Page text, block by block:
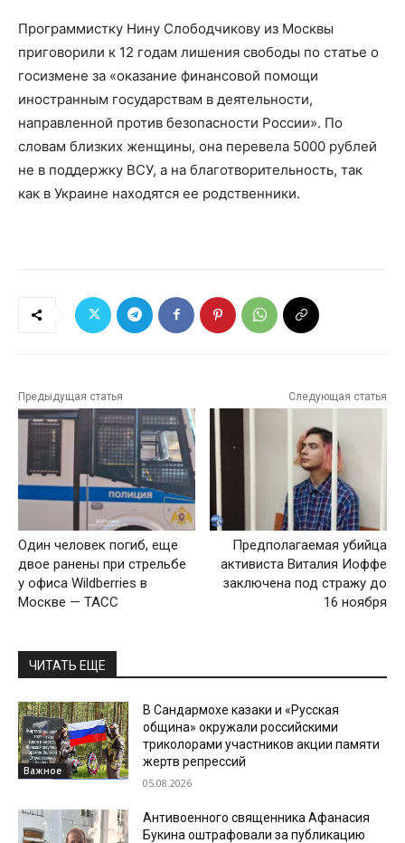
Программистку Нину Слободчикову из Москвы
приговорили к 12 годам лишения свободы по статье о
госизмене за «оказание финансовой помощи
иностранным государствам в деятельности,
направленной против безопасности России». По
словам близких женщины, она перевела 5000 рублей
не в поддержку ВСУ, а на благотворительность, так
как в Украине находятся ее родственники.
Предыдущая статья
Один человек погиб, еще
двое ранены при стрельбе
у офиса Wildberries в
Москве — ТАСС
Следующая статья
Предполагаемая убийца
активиста Виталия Иоффе
заключена под стражу до
16 ноября
ЧИТАТЬ ЕЩЕ
Важное
В Сандармохе казаки и «Русская
община» окружали российскими
триколорами участников акции памяти
жертв репрессий
05.08.2026
Антивоенного священника Афанасия
Букина оштрафовали за публикацию